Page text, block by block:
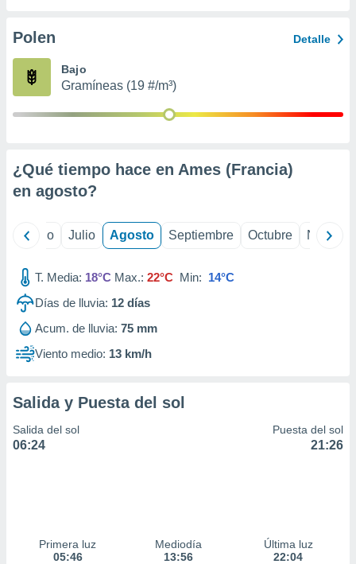
e
mediante
de
1199
Polen Detalle
Bajo
Gramíneas (19 #/m³)
¿Qué tiempo hace en Ames (Francia)
en agosto?
Junio Julio Agosto Septiembre Octubre
T. Media: 18°C Max.: 22°C Min: 14°C
Días de lluvia: 12 días
Acum. de lluvia: 75 mm
Viento medio: 13 km/h
Salida y Puesta del sol
Salida del sol
06:24
Puesta del sol
21:26
Primera luz
05:46
Mediodía
13:56
Última luz
22:04